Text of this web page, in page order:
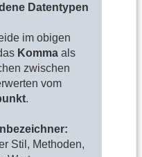
Datentypen
im obigen
Komma als
zwischen
vom
.
Stil, Methoden,